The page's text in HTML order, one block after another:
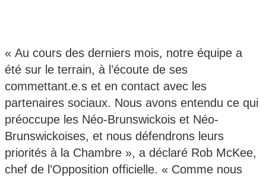
« Au cours des derniers mois, notre équipe a
été sur le terrain, à l’écoute de ses
commettant.e.s et en contact avec les
partenaires sociaux. Nous avons entendu ce qui
préoccupe les Néo-Brunswickois et Néo-
Brunswickoises, et nous défendrons leurs
priorités à la Chambre », a déclaré Rob McKee,
chef de l’Opposition officielle. « Comme nous